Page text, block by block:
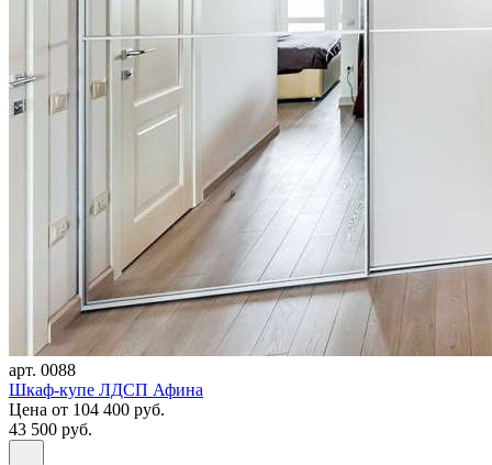
арт. 0088
Шкаф-купе ЛДСП Афина
Цена от 104 400 руб.
43 500 руб.